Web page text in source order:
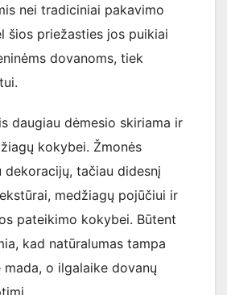
nei tradiciniai pakavimo
šios priežasties jos puikiai
dovanoms, tiek
daugiau dėmesio skiriama ir
kokybei. Žmonės
dekoracijų, tačiau didesnį
medžiagų pojūčiui ir
pateikimo kokybei. Būtent
kad natūralumas tampa
mada, o ilgalaike dovanų